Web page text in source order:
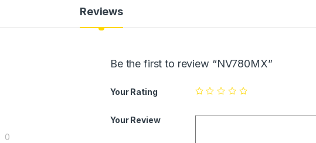
Reviews
0
Be the first to review “NV780MX”
Your Rating
Your Review